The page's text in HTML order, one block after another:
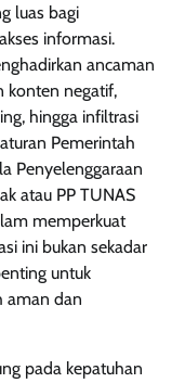
luas bagi
informasi.
ancaman
konten negatif,
hingga infiltrasi
Pemerintah
Penyelenggaraan
atau PP TUNAS
memperkuat
ini bukan sekadar
untuk
aman dan
pada kepatuhan